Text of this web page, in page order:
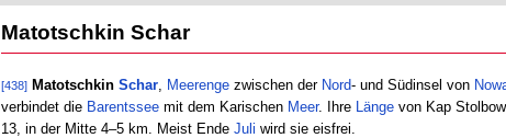
Matotschkin Schar
[438] Matotschkin Schar, Meerengezwischen der Nord- und Südinsel von
verbindet die Barentsseemit dem Karischen Meer. Ihre Längevon Kap
13, in der Mitte 4–5 km. Meist Ende Juli wird sie eisfrei.